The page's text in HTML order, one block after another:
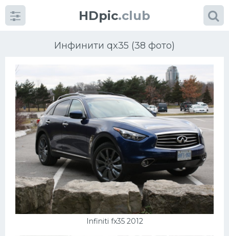
HDpic.club
Инфинити qx35 (38 фото)
Infiniti fx35 2012
Категории
Разное
Автомобили
Красивые фото машин
УРАЛ